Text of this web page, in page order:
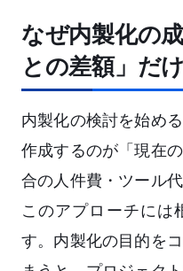
なぜ内製化の
との差額」だ
内製化の検討を始め
作成するのが「現在
合の人件費・ツール
このアプローチには
す。内製化の目的を